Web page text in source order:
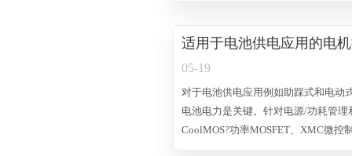
且定子上有绕组。不过，带有绕组的
子功率用于产生磁场。如今，永磁同
适用于电池供电应用的电
05-19
对于电池供电应用例如助踩式和电动
电池电力是关键。针对电源/功耗管
CoolMOS?功率MOSFET、XMC微控